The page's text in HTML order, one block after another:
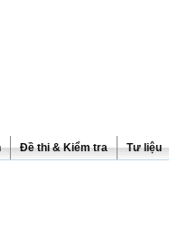
Đề thi & Kiểm tra Tư liệu